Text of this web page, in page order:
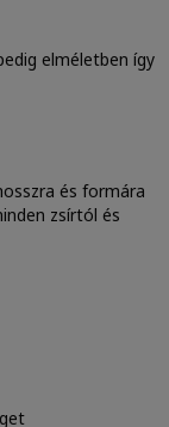
elméletben így
és formára
zsírtól és